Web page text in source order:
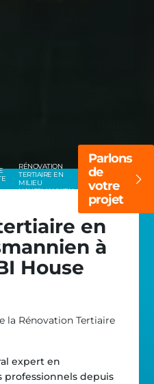
RÉNOVATION
TERTIAIRE EN
MILIEU
HAUSSMANNIEN
Parlons
de
votre
projet
en
à
House
la Rénovation Tertiaire
expert en
professionnels depuis